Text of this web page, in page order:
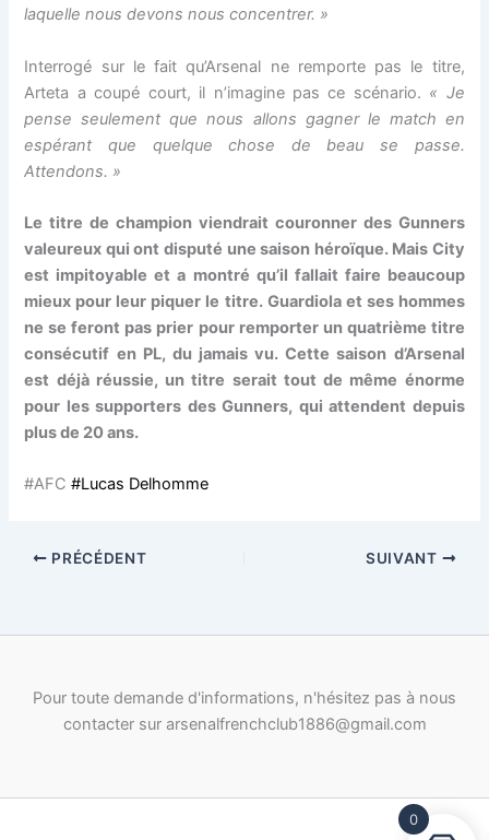
laquelle nous devons nous concentrer. »
Interrogé sur le fait qu’Arsenal ne remporte pas le titre,
Arteta a coupé court, il n’imagine pas ce scénario. « Je
pense seulement que nous allons gagner le match en
espérant que quelque chose de beau se passe.
Attendons. »
Le titre de champion viendrait couronner des Gunners
valeureux qui ont disputé une saison héroïque. Mais City
est impitoyable et a montré qu’il fallait faire beaucoup
mieux pour leur piquer le titre. Guardiola et ses hommes
ne se feront pas prier pour remporter un quatrième titre
consécutif en PL, du jamais vu. Cette saison d’Arsenal
est déjà réussie, un titre serait tout de même énorme
pour les supporters des Gunners, qui attendent depuis
plus de 20 ans.
#AFC#Lucas Delhomme
PRÉCÉDENT SUIVANT
Pour toute demande d'informations, n'hésitez pas à nous
contacter sur arsenalfrenchclub1886@gmail.com
0